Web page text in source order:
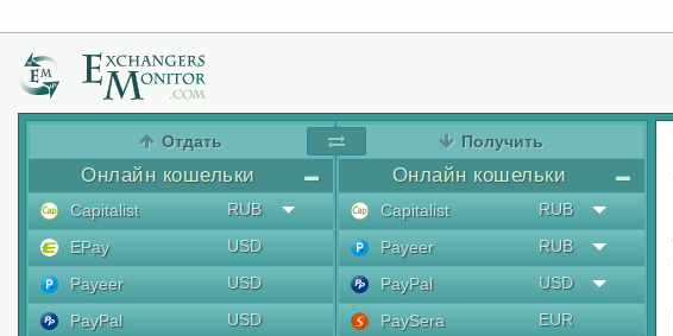
Отдать
Онлайн кошельки
Capitalist
RUB
EPay
USD
Payeer
USD
PayPal
USD
Получить
Онлайн кошельки
Capitalist
RUB
Payeer
RUB
PayPal
USD
PaySera
EUR